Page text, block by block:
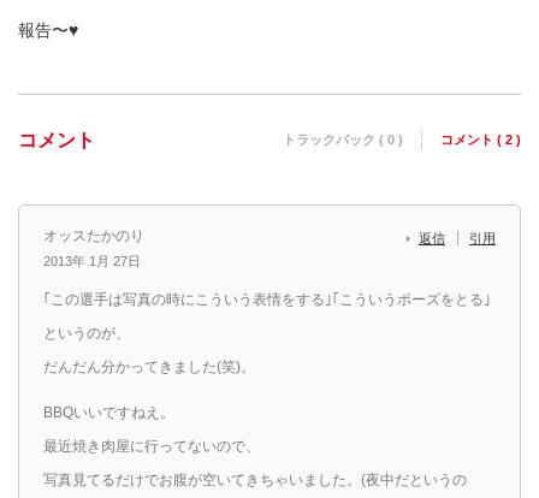
報告〜♥︎
コメント トラックバック ( 0 ) コメント ( 2 )
オッスたかのり
2013年 1月 27日
返信 引用
｢この選手は写真の時にこういう表情をする｣｢こういうポーズをとる｣
というのが、
だんだん分かってきました(笑)。
BBQいいですねえ。
最近焼き肉屋に行ってないので、
写真見てるだけでお腹が空いてきちゃいました。(夜中だというの